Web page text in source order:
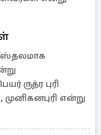
ஸ்தலமாக
ருத்ர புரி
முனிகனபுரி என்று